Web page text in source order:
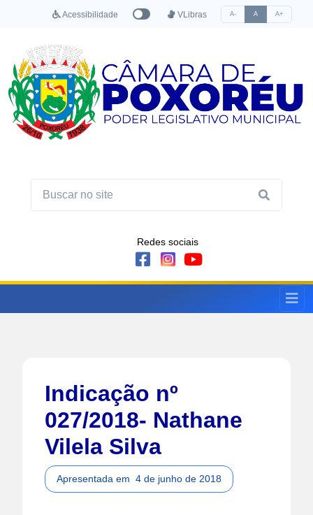
Acessibilidade VLibras A- A A+
Redes sociais
Indicação nº
027/2018- Nathane
Vilela Silva
Apresentada em 4 de junho de 2018